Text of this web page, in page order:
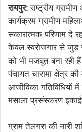
रायपुर:राष्ट्रीय
कार्यक्रम ग्रामीण
सकारात्मक परिणाम दे
केवल स्वरोजगार से जुड़
को भी मजबूत बना रही
पंचायत चारामा क्षेत्र
आजीविका गतिविधियों
मसाला प्रसंस्करण
ग्राम तेलगरा की नारी